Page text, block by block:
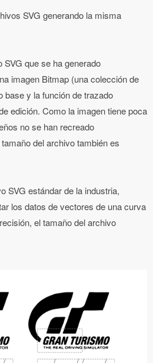
SVG generando la misma
que se ha generado
imagen Bitmap (una colección de
y la función de trazado
edición. Como la imagen tiene poca
no se han recreado
del archivo también es
SVG estándar de la industria,
los datos de vectores de una curva
el tamaño del archivo